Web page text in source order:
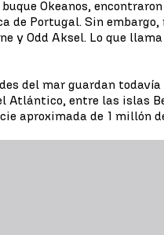
Okeanos,
de Portugal. Sin
y Odd Aksel. Lo que
del mar guardan
Atlántico, entre las islas
aproximada de 1 millón